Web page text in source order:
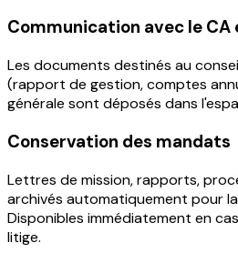
Communication avec le CA
Les documents destinés au
(rapport de gestion, comptes
générale sont déposés dans
Conservation des mandats
Lettres de mission, rapports,
archivés automatiquement pour
Disponibles immédiatement en
litige.